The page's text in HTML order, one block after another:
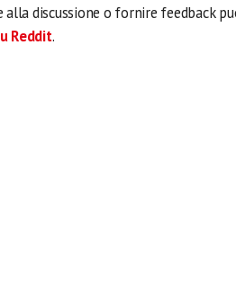
alla discussione o fornire feedback
Reddit.